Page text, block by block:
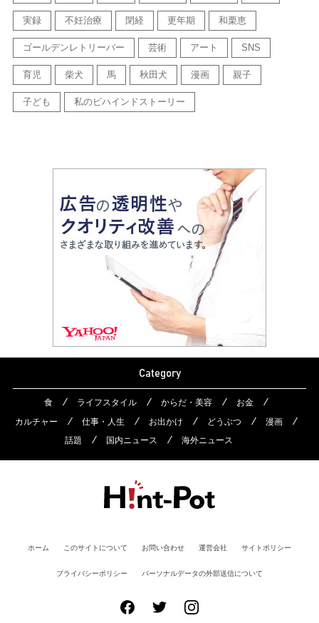
実録 不妊治療 閉経 更年期 和栗恵
ゴールデンレトリーバー 芸術 アート SNS
育児 柴犬 馬 秋田犬 漫画 親子
子ども 私のビハインドストーリー
Category
食 ライフスタイル からだ・美容
お金
カルチャー
仕事・人生 お出かけ どうぶつ
漫画
話題
国内ニュース 海外ニュース
ホーム このサイトについて お問い合わせ 運営会社 サイトポリシー
プライバシーポリシー パーソナルデータの外部送信について